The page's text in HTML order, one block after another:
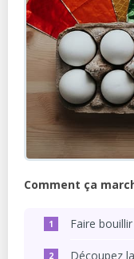
Comment ça
Faire
Découpez